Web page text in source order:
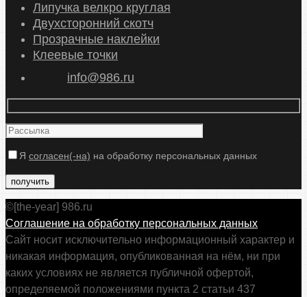
Липучка велкро круглая
Двухсторонний скотч
Прозрачные наклейки
Клеевые точки
info@986.ru
Я согласен(-на) на обработку персональных данных
©[the-year] 986.ru
Соглашение на обработку персональных данных
Сайт носит исключительно информационный характер и
никакая информация, опубликованная на нём, ни при
каких условиях не является публичной офертой,
определяемой положениями пункта 2 статьи 437